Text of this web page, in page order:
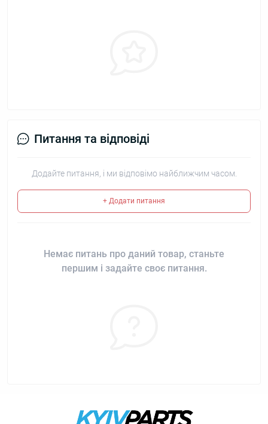
Питання та відповіді
Додайте питання, і ми відповімо найближчим часом.
+ Додати питання
Немає питань про даний товар, станьте
першим і задайте своє питання.